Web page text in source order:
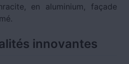
en aluminium, façade
innovantes